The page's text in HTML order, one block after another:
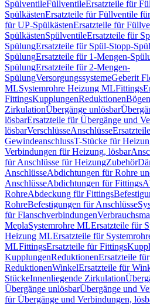
SpülventileFüllventileErsatzteile für
SpülkästenErsatzteile für Füllventile
für UP-SpülkästenErsatzteile für
SpülkästenSpülventileErsatzteile für
SpülungErsatzteile für Spül-Stopp-
SpülungErsatzteile für 1-Mengen-
SpülungErsatzteile für 2-Mengen-
SpülungVersorgungssystemeGeberit
MLSystemrohre Heizung MLFittings
FittingsKupplungenReduktionenBögen
ZirkulationÜbergänge unlösbar
lösbarErsatzteile für Übergänge und
lösbarVerschlüsseAnschlüsse
GewindeanschlussT-Stücke für
Verbindungen für Heizung, lösbar
für Anschlüsse für HeizungZubehör
AnschlüsseAbdichtungen für Rohre
AnschlüsseAbdichtungen für Fittings
RohreAbdeckung für Fittings
RohreBefestigungen für Anschlüsse
für Flanschverbindungen
MeplaSystemrohre MLErsatzteile für
Heizung MLErsatzteile für
MLFittingsErsatzteile für Fittings
KupplungenReduktionenErsatzteile für
ReduktionenWinkelErsatzteile für
StückeInnenliegende Zirkulation
Übergänge unlösbarÜbergänge und
für Übergänge und Verbindungen,